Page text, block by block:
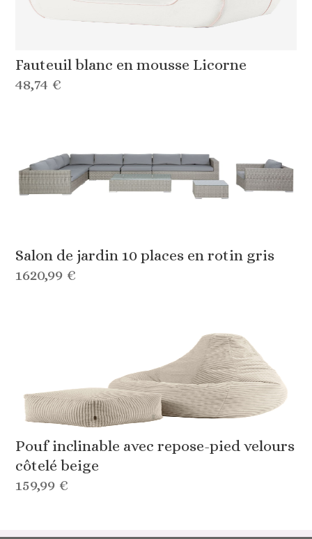
Fauteuil blanc en mousse Licorne
48,74 €
Salon de jardin 10 places en rotin gris
1620,99 €
Pouf inclinable avec repose-pied velours
côtelé beige
159,99 €